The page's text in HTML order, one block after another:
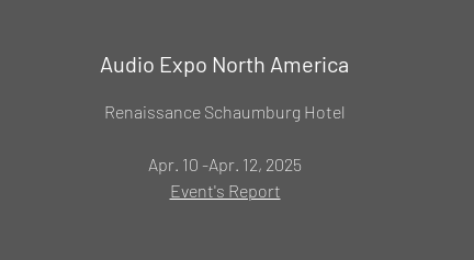
Audio Expo North America
Renaissance Schaumburg Hotel
Apr. 10 -Apr. 12, 2025
Event's Report​